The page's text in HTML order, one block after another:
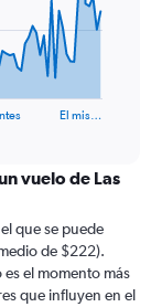
El mis…
vuelo de Las
que se puede
de $222).
el momento más
que influyen en el